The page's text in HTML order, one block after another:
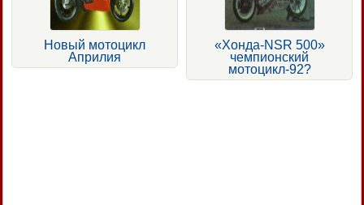
Новый мотоцикл
Априлия
«Хонда-NSR 500»
чемпионский
мотоцикл-92?